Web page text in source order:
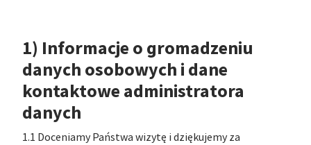
1) Informacje o gromadzeniu
danych osobowych i dane
kontaktowe administratora
danych
1.1 Doceniamy Państwa wizytę i dziękujemy za